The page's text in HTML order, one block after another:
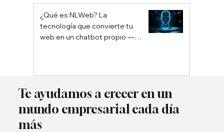
¿Qué es NLWeb? La
tecnología que convierte tu
web en un chatbot propio —
Te ayudamos a crecer en un
mundo empresarial cada día
más